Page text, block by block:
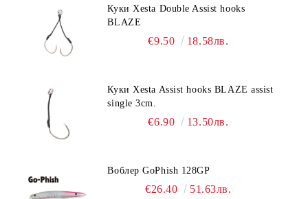
Куки Xesta Double Assist hooks
BLAZE
€9.50 18.58лв.
Куки Xesta Assist hooks BLAZE assist
single 3cm.
€6.90 13.50лв.
Воблер GoPhish 128GP
€26.40 51.63лв.